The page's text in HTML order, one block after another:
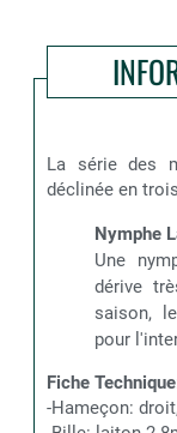
La série des
déclinée en
Nymphe
Une
dérive
saison,
pour
Fiche Technique
-Hameçon: